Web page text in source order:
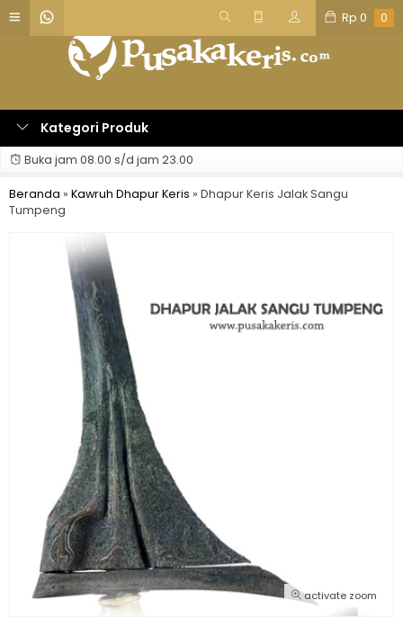
Rp 0 0
Kategori Produk
Buka jam 08.00 s/d jam 23.00
Beranda » Kawruh Dhapur Keris » Dhapur Keris Jalak Sangu
Tumpeng
activate zoom